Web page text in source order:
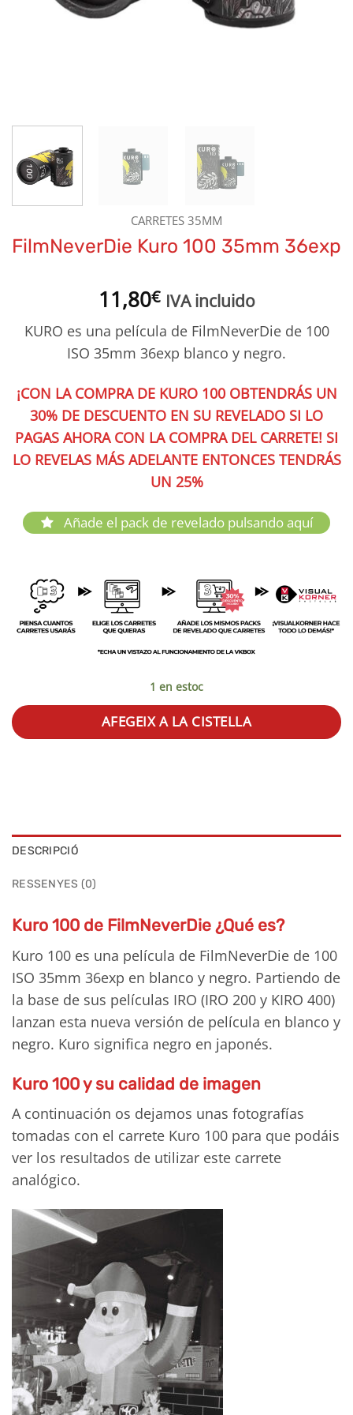
CARRETES 35MM
FilmNeverDie Kuro 100 35mm 36exp
11,80€ IVA incluido
KURO es una película de FilmNeverDie de 100
ISO 35mm 36exp blanco y negro.
¡CON LA COMPRA DE KURO 100 OBTENDRÁS UN
30% DE DESCUENTO EN SU REVELADO SI LO
PAGAS AHORA CON LA COMPRA DEL CARRETE! SI
LO REVELAS MÁS ADELANTE ENTONCES TENDRÁS
UN 25%
Añade el pack de revelado pulsando aquí
1 en estoc
AFEGEIX A LA CISTELLA
DESCRIPCIÓ
RESSENYES (0)
Kuro 100 de FilmNeverDie ¿Qué es?
Kuro 100 es una película de FilmNeverDie de 100
ISO 35mm 36exp en blanco y negro. Partiendo de
la base de sus películas IRO (IRO 200 y KIRO 400)
lanzan esta nueva versión de película en blanco y
negro. Kuro significa negro en japonés.
Kuro 100 y su calidad de imagen
A continuación os dejamos unas fotografías
tomadas con el carrete Kuro 100 para que podáis
ver los resultados de utilizar este carrete
analógico.